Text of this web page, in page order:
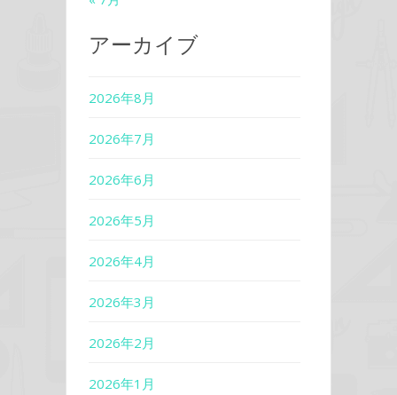
アーカイブ
2026年8月
2026年7月
2026年6月
2026年5月
2026年4月
2026年3月
2026年2月
2026年1月